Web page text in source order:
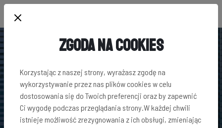
Zgoda na Cookies
Korzystając z naszej strony, wyrażasz zgodę na
wykorzystywanie przez nas plików cookies w celu
dostosowania się do Twoich preferencji oraz by zapewnić
Ci wygodę podczas przeglądania strony.W każdej chwili
istnieje możliwość zrezygnowania z ich obsługi, zmieniając